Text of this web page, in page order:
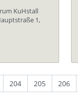
KuHstall
1,
204 205 206